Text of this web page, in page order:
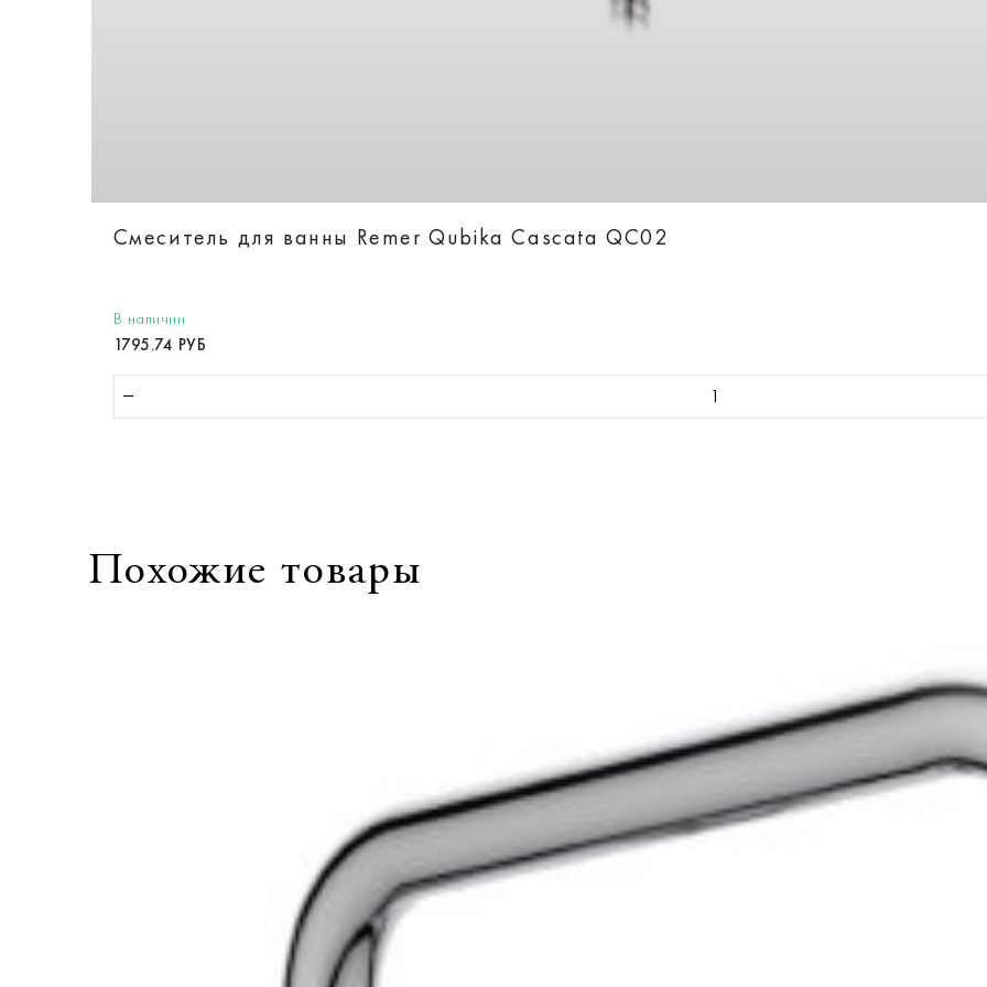
Смеситель для ванны Remer Qubika Cascata QC02
В наличии
1795.74 РУБ
Похожие товары